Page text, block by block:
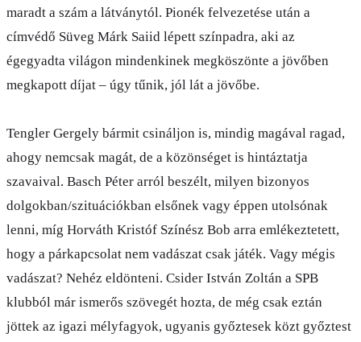
maradt a szám a látványtól. Pionék felvezetése után a
címvédő Süveg Márk Saiid lépett színpadra, aki az
égegyadta világon mindenkinek megköszönte a jövőben
megkapott díjat – úgy tűnik, jól lát a jövőbe.
Tengler Gergely bármit csináljon is, mindig magával ragad,
ahogy nemcsak magát, de a közönséget is hintáztatja
szavaival. Basch Péter arról beszélt, milyen bizonyos
dolgokban/szituációkban elsőnek vagy éppen utolsónak
lenni, míg Horváth Kristóf Színész Bob arra emlékeztetett,
hogy a párkapcsolat nem vadászat csak játék. Vagy mégis
vadászat? Nehéz eldönteni. Csider István Zoltán a SPB
klubból már ismerős szövegét hozta, de még csak eztán
jöttek az igazi mélyfagyok, ugyanis győztesek közt győztest